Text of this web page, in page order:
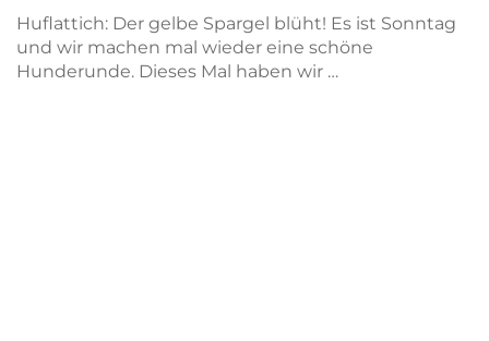
Huflattich: Der gelbe Spargel blüht! Es ist Sonntag
und wir machen mal wieder eine schöne
Hunderunde. Dieses Mal haben wir …